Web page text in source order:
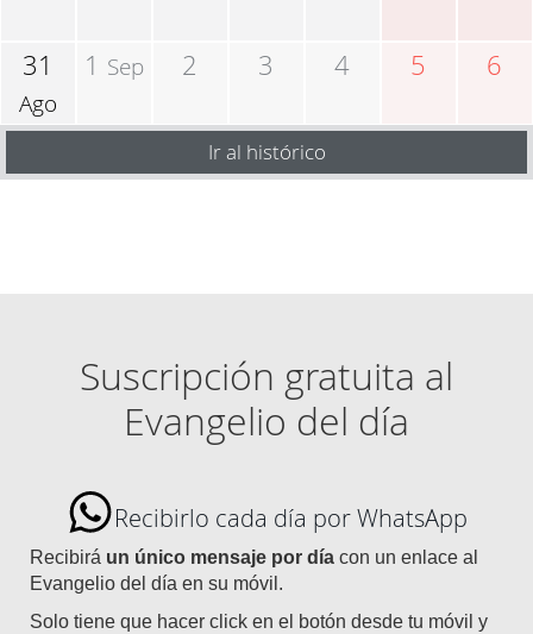
31
Ago
1 Sep 2 3 4 5 6
Ir al histórico
Suscripción gratuita al
Evangelio del día
Recibirlo cada día por WhatsApp
Recibirá un único mensaje por día con un enlace al
Evangelio del día en su móvil.
Solo tiene que hacer click en el botón desde tu móvil y